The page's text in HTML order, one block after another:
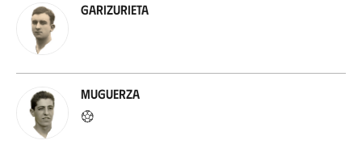
Garizurieta
Muguerza